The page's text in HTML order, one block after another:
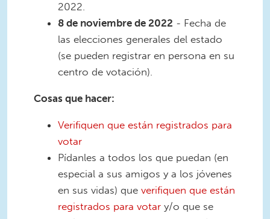
2022.
8 de noviembre de 2022 - Fecha de
las elecciones generales del estado
(se pueden registrar en persona en su
centro de votación).
Cosas que hacer:
Verifiquen que están registrados para
votar
Pídanles a todos los que puedan (en
especial a sus amigos y a los jóvenes
en sus vidas) que verifiquen que están
registrados para votar y/o que se